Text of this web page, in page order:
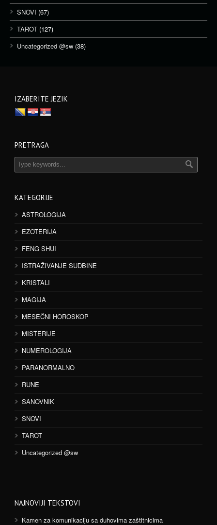
SNOVI (67)
TAROT (127)
Uncategorized @sw (38)
IZABERITE JEZIK
PRETRAGA
KATEGORIJE
ASTROLOGIJA
EZOTERIJA
FENG SHUI
ISTRAŽIVANJE SUDBINE
KRISTALI
MAGIJA
MESEČNI HOROSKOP
MISTERIJE
NUMEROLOGIJA
PARANORMALNO
RUNE
SANOVNIK
SNOVI
TAROT
Uncategorized @sw
NAJNOVIJI TEKSTOVI
Kamen za komunikaciju sa duhovima zaštitnicima